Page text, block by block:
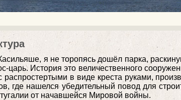
я не торопясь дошёл парка,
царь. История это величественного
распростертыми в виде креста руками,
где нашелся убедительный повод для
от начавшейся Мировой войны.